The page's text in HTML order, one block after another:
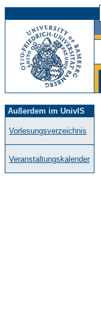
Außerdem im UnivIS
Vorlesungsverzeichnis
Veranstaltungskalender